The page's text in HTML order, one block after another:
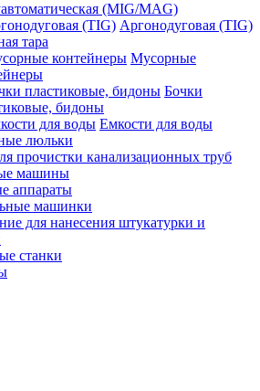
(MIG/MAG)
Аргонодуговая (TIG)
тара
Мусорные
Бочки
бидоны
Емкости для воды
люльки
прочистки канализационных труб
машины
аппараты
машинки
для нанесения штукатурки и
станки